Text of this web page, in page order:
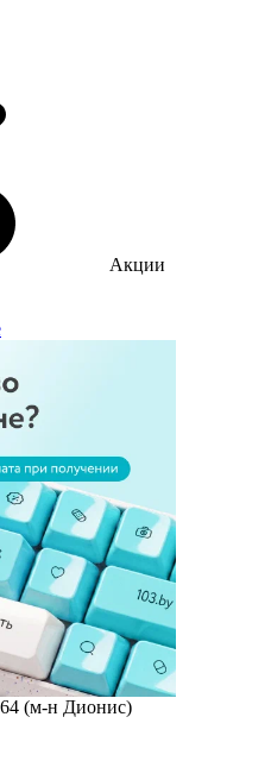
Акции
(м-н Дионис)